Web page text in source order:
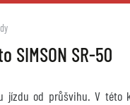
SIMSON SR-50
jízdu od průšvihu. V této